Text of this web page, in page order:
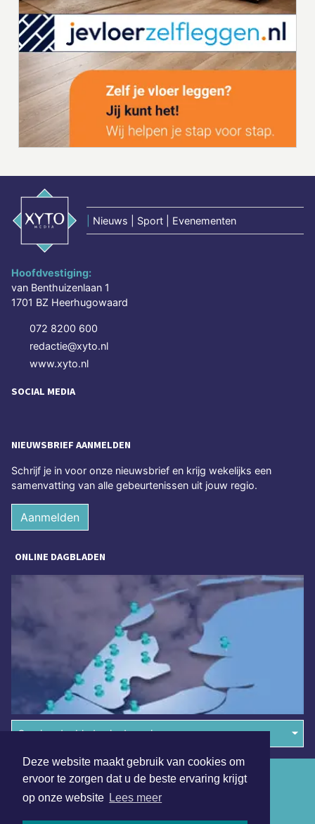
Deze website maakt gebruik van cookies om
ervoor te zorgen dat u de beste ervaring krijgt
op onze website Lees meer
Nieuws | Sport | Evenementen
Hoofdvestiging:
van Benthuizenlaan 1
1701 BZ Heerhugowaard
072 8200 600
redactie@xyto.nl
www.xyto.nl
SOCIAL MEDIA
NIEUWSBRIEF AANMELDEN
Schrijf je in voor onze nieuwsbrief en krijg wekelijks een
samenvatting van alle gebeurtenissen uit jouw regio.
Aanmelden
ONLINE DAGBLADEN
Overige dagbladen in de regio
Algemene voorwaarden
Disclaimer